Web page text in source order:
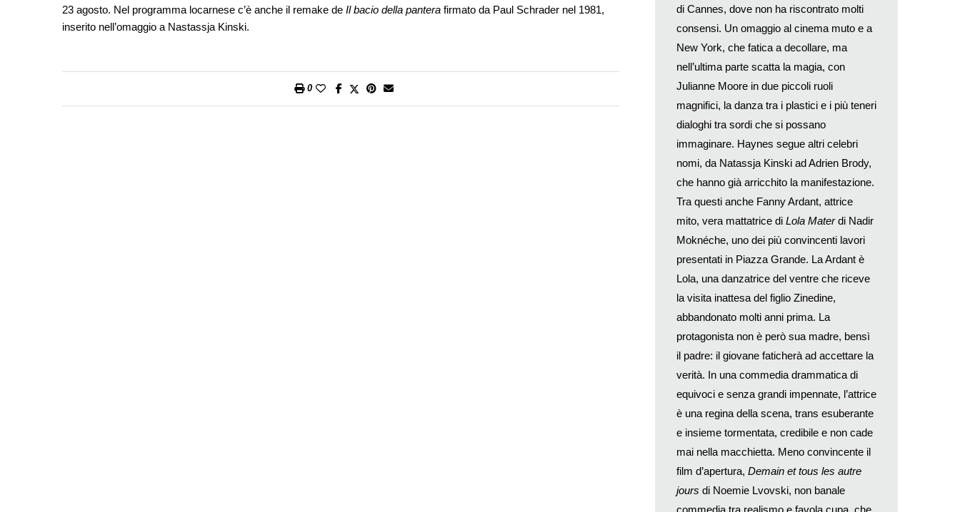
23 agosto. Nel programma locarnese c’è anche il remake de Il bacio della pantera firmato da Paul Schrader nel 1981,
inserito nell’omaggio a Nastassja Kinski.
0
di Cannes, dove non ha riscontrato molti
consensi. Un omaggio al cinema muto e a
New York, che fatica a decollare, ma
nell’ultima parte scatta la magia, con
Julianne Moore in due piccoli ruoli
magnifici, la danza tra i plastici e i più teneri
dialoghi tra sordi che si possano
immaginare. Haynes segue altri celebri
nomi, da Natassja Kinski ad Adrien Brody,
che hanno già arricchito la manifestazione.
Tra questi anche Fanny Ardant, attrice
mito, vera mattatrice di Lola Materdi Nadir
Moknéche, uno dei più convincenti lavori
presentati in Piazza Grande. La Ardant è
Lola, una danzatrice del ventre che riceve
la visita inattesa del figlio Zinedine,
abbandonato molti anni prima. La
protagonista non è però sua madre, bensì
il padre: il giovane faticherà ad accettare la
verità. In una commedia drammatica di
equivoci e senza grandi impennate, l’attrice
è una regina della scena, trans esuberante
e insieme tormentata, credibile e non cade
mai nella macchietta. Meno convincente il
film d’apertura, Demain et tous les autre
jours di Noemie Lvovski, non banale
commedia tra realismo e favola cupa, che